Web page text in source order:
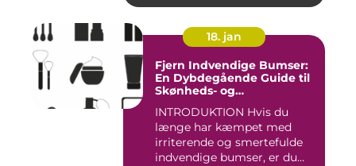
18. jan
Fjern Indvendige Bumser:
En Dybdegående Guide til
Skønheds- og
INTRODUKTION Hvis du
længe har kæmpet med
irriterende og smertefulde
indvendige bumser, er du